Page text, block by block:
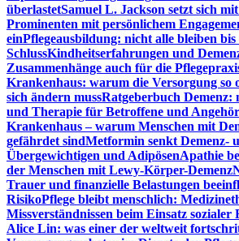
überlastetSamuel L. Jackson setzt sich
Prominenten mit persönlichem
einPflegeausbildung: nicht alle bleiben bis
SchlussKindheitserfahrungen und
Zusammenhänge auch für die
Krankenhaus: warum die Versorgung so
sich ändern mussRatgeberbuch Demenz:
und Therapie für Betroffene und
Krankenhaus – warum Menschen mit
gefährdet sindMetformin senkt Demenz-
Übergewichtigen und AdipösenApathie
der Menschen mit Lewy-Körper-Demenz
Trauer und finanzielle Belastungen
RisikoPflege bleibt menschlich:
Missverständnissen beim Einsatz sozialer
Alice Lin: was einer der weltweit